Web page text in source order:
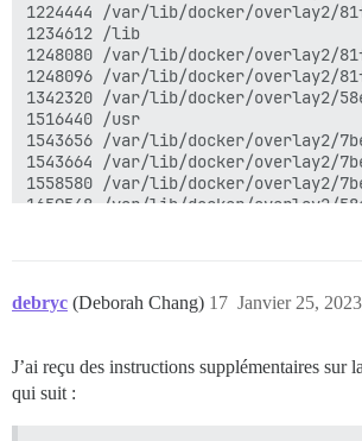
1224444 /var/lib/docker/overlay2/
1234612 /lib
1248080 /var/lib/docker/overlay2/
1248096 /var/lib/docker/overlay2/
1342320 /var/lib/docker/overlay2/
1516440 /usr
1543656 /var/lib/docker/overlay2/
1543664 /var/lib/docker/overlay2/
1558580 /var/lib/docker/overlay2/
1659548 /var/lib/docker/overlay2/
2388628 /var/lib/docker/overlay2/
3064672 /var/log/journal
3276268 /var/log
debryc (Deborah Chang) Janvier 25,
17
J’ai reçu des instructions supplémentaires sur
qui suit :